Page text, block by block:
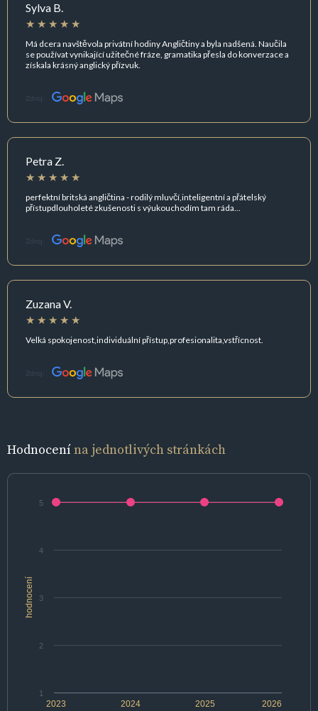
Sylva B.
Má dcera navštěvola privátní hodiny Angličtiny a byla nadšená. Naučila
se používat vynikající užitečné fráze, gramatika přesla do konverzace a
získala krásný anglický přízvuk.
Zdroj:
Petra Z.
perfektní britská angličtina - rodilý mluvčí,inteligentní a přátelský
přístupdlouholeté zkušenosti s výukouchodím tam ráda...
Zdroj:
Zuzana V.
Velká spokojenost,individuální přístup,profesionalita,vstřícnost.
Zdroj:
Hodnocenína jednotlivých stránkách
hodnocení
2024 2026
2023 2025
1
2
3
4
5